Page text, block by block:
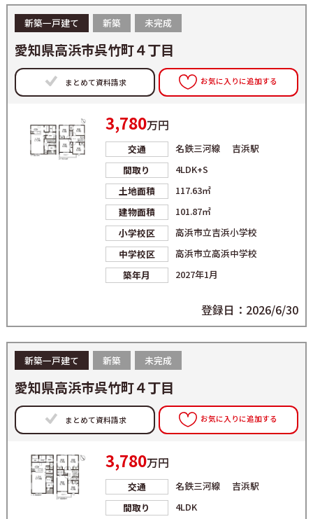
新築一戸建て 新築 未完成
愛知県高浜市呉竹町４丁目
まとめて資料請求 お気に入りに追加する
3,780万円
交通
名鉄三河線 吉浜駅
間取り
4LDK+S
土地面積
117.63㎡
建物面積
101.87㎡
小学校区
高浜市立吉浜小学校
中学校区
高浜市立高浜中学校
築年月
2027年1月
登録日：2026/6/30
新築一戸建て 新築 未完成
愛知県高浜市呉竹町４丁目
まとめて資料請求 お気に入りに追加する
3,780万円
交通
名鉄三河線 吉浜駅
間取り
4LDK